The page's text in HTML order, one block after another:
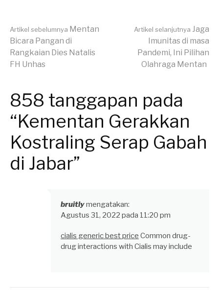
Lanjut
Membaca
Artikel sebelumnya Mentan
Bicara Pangan di
Rangkaian Dies Natalis
FH Unhas
Artikel selanjutnya Jaga
Imunitas di masa
Pandemi, Ini Pilihan
Olahraga Mentan
858 tanggapan pada
“Kementan Gerakkan
Kostraling Serap Gabah
di Jabar”
bruitlymengatakan:
Agustus 31, 2022 pada 11:20 pm
cialis generic best price Common drug-
drug interactions with Cialis may include